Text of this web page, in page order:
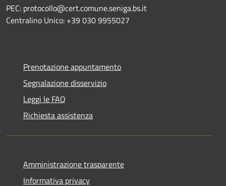
PEC: protocollo@cert.comune.seniga.bs.it
Centralino Unico: +39 030 9955027
Prenotazione appuntamento
Segnalazione disservizio
Leggi le FAQ
Richiesta assistenza
Amministrazione trasparente
Informativa privacy